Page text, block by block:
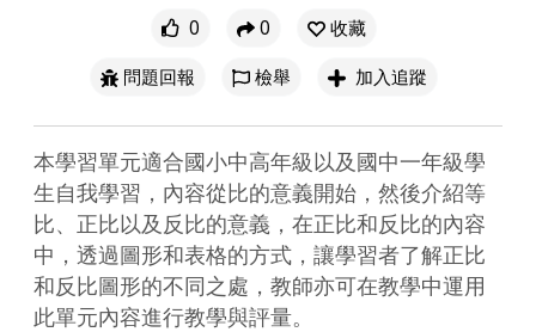
0 0
收藏
問題回報
檢舉 加入追蹤
本學習單元適合國小中高年級以及國中一年級學
生自我學習，內容從比的意義開始，然後介紹等
比、正比以及反比的意義，在正比和反比的內容
中，透過圖形和表格的方式，讓學習者了解正比
和反比圖形的不同之處，教師亦可在教學中運用
此單元內容進行教學與評量。